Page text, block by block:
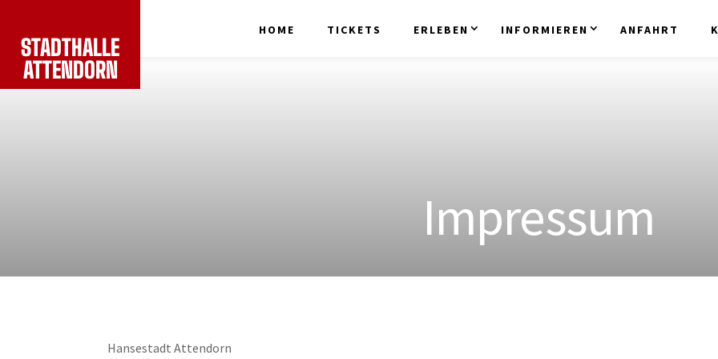
STADTHALLE
ATTENDORN
HOME TICKETS ERLEBEN INFORMIEREN ANFAHRT
Impressum
Hansestadt Attendorn